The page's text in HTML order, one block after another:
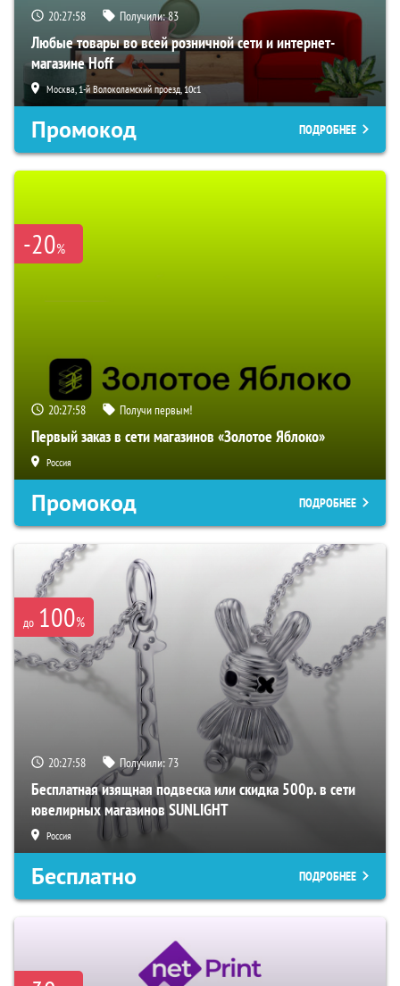
20:27:57 Получили:83
Любые товары во всей розничной сети и интернет-
магазине Hoff
Москва, 1-й Волоколамский проезд, 10с1
Промокод ПОДРОБНЕЕ
-20%
20:27:57 Получи первым!
Первый заказ в сети магазинов «Золотое Яблоко»
Россия
Промокод ПОДРОБНЕЕ
до 100%
20:27:57 Получили:73
Бесплатная изящная подвеска или скидка 500р. в сети
ювелирных магазинов SUNLIGHT
Россия
Бесплатно ПОДРОБНЕЕ